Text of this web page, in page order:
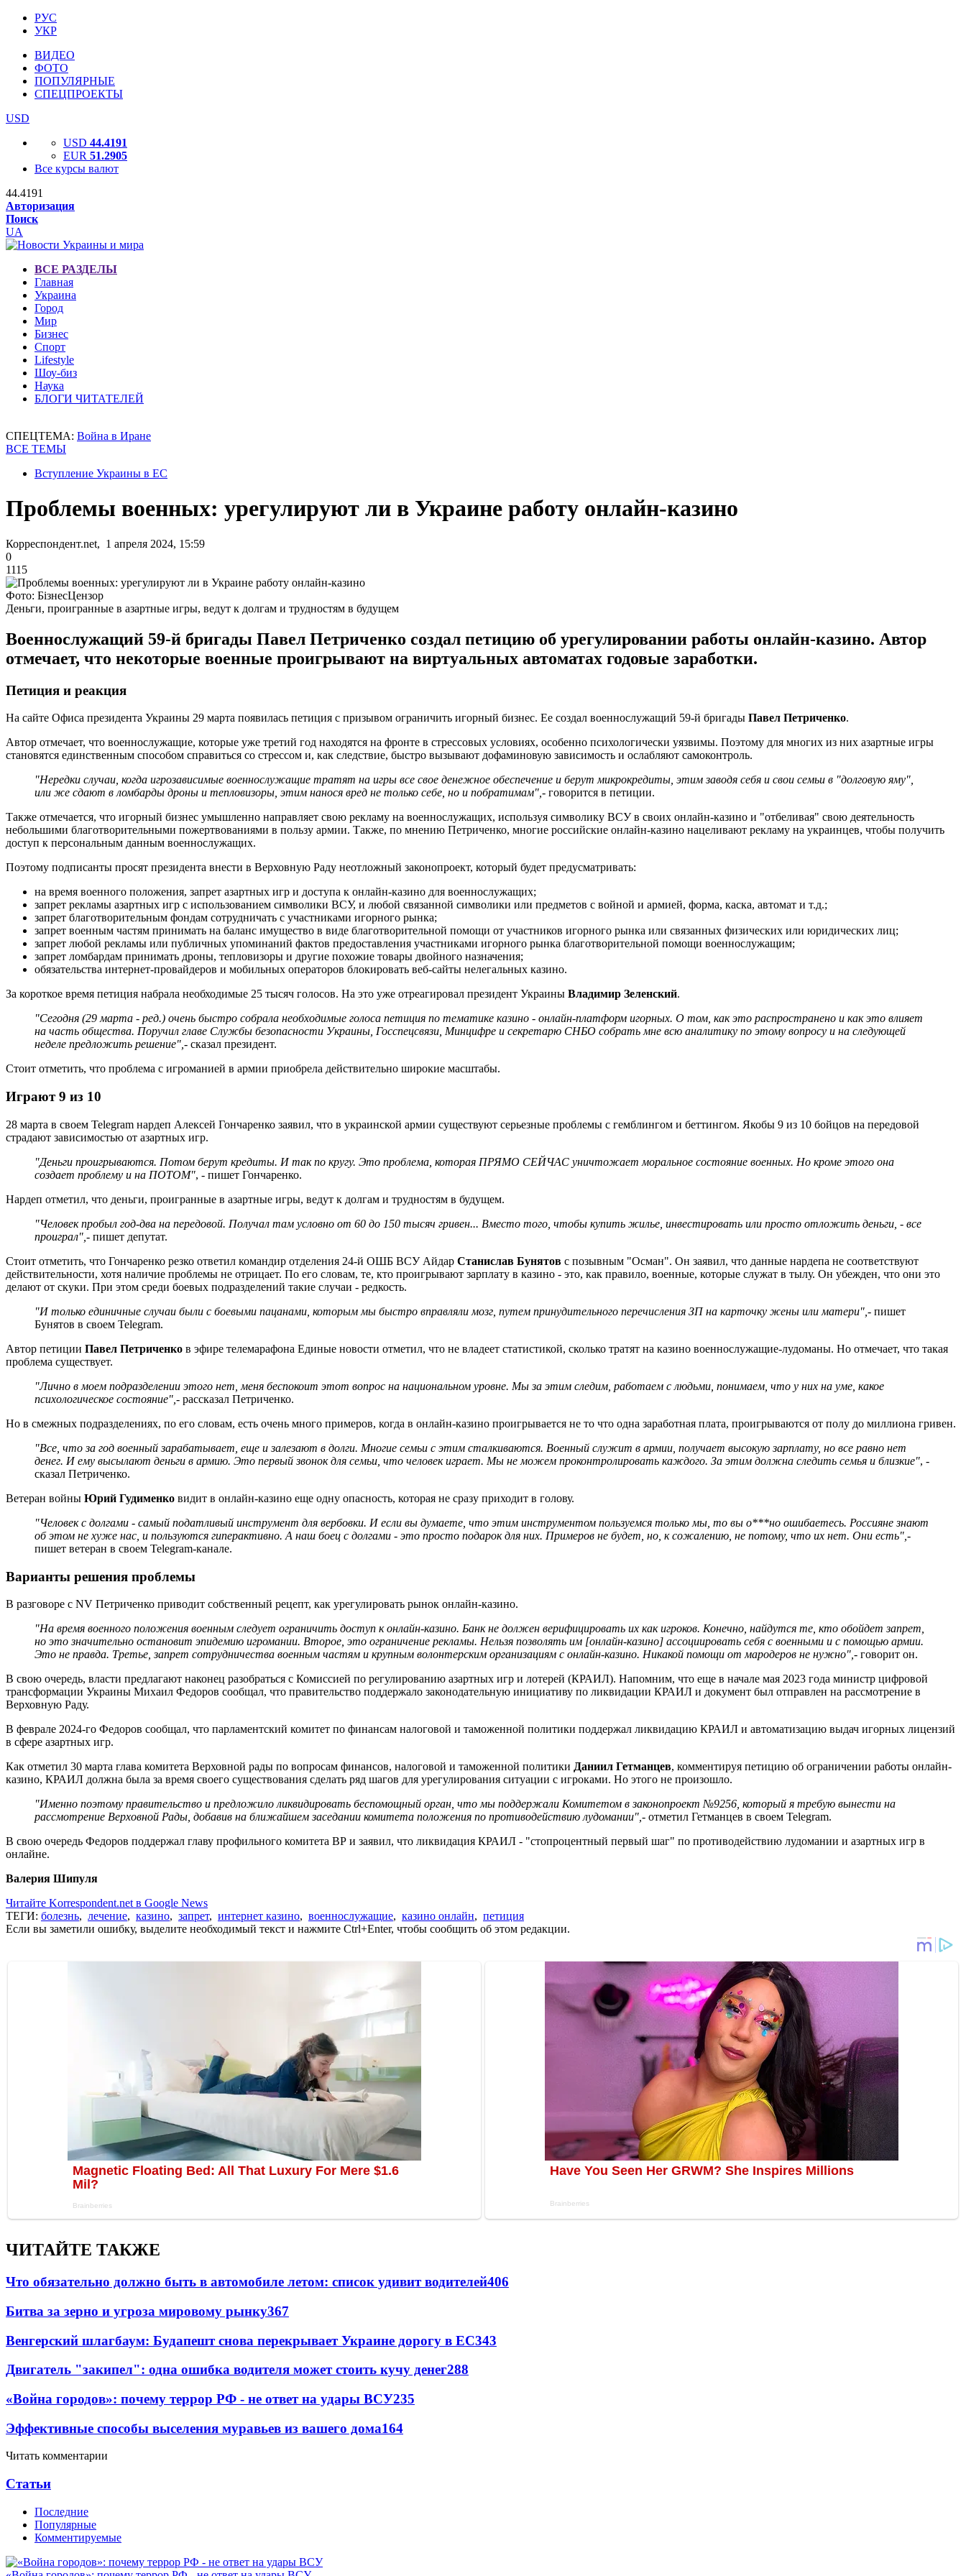
РУС
УКР
ВИДЕО
ФОТО
ПОПУЛЯРНЫЕ
СПЕЦПРОЕКТЫ
USD
USD 44.4191
EUR 51.2905
Все курсы валют
44.4191
Авторизация
Поиск
UA
ВСЕ РАЗДЕЛЫ
Главная
Украина
Город
Мир
Бизнес
Спорт
Lifestyle
Шоу-биз
Наука
БЛОГИ ЧИТАТЕЛЕЙ
СПЕЦТЕМА: Война в Иране
ВСЕ ТЕМЫ
Вступление Украины в ЕС
Проблемы военных: урегулируют ли в Украине работу онлайн-казино
Корреспондент.net, 1 апреля 2024, 15:59
0
1115
Фото: БізнесЦензор
Деньги, проигранные в азартные игры, ведут к долгам и трудностям в будущем
Военнослужащий 59-й бригады Павел Петриченко создал петицию об урегулировании работы онлайн-казино. Автор
отмечает, что некоторые военные проигрывают на виртуальных автоматах годовые заработки.
Петиция и реакция
На сайте Офиса президента Украины 29 марта появилась петиция с призывом ограничить игорный бизнес. Ее создал военнослужащий 59-й бригады Павел Петриченко.
Автор отмечает, что военнослужащие, которые уже третий год находятся на фронте в стрессовых условиях, особенно психологически уязвимы. Поэтому для многих из них азартные игры
становятся единственным способом справиться со стрессом и, как следствие, быстро вызывают дофаминовую зависимость и ослабляют самоконтроль.
"Нередки случаи, когда игрозависимые военнослужащие тратят на игры все свое денежное обеспечение и берут микрокредиты, этим заводя себя и свои семьи в "долговую яму",
или же сдают в ломбарды дроны и тепловизоры, этим нанося вред не только себе, но и побратимам",- говорится в петиции.
Также отмечается, что игорный бизнес умышленно направляет свою рекламу на военнослужащих, используя символику ВСУ в своих онлайн-казино и "отбеливая" свою деятельность
небольшими благотворительными пожертвованиями в пользу армии. Также, по мнению Петриченко, многие российские онлайн-казино нацеливают рекламу на украинцев, чтобы получить
доступ к персональным данным военнослужащих.
Поэтому подписанты просят президента внести в Верховную Раду неотложный законопроект, который будет предусматривать:
на время военного положения, запрет азартных игр и доступа к онлайн-казино для военнослужащих;
запрет рекламы азартных игр с использованием символики ВСУ, и любой связанной символики или предметов с войной и армией, форма, каска, автомат и т.д.;
запрет благотворительным фондам сотрудничать с участниками игорного рынка;
запрет военным частям принимать на баланс имущество в виде благотворительной помощи от участников игорного рынка или связанных физических или юридических лиц;
запрет любой рекламы или публичных упоминаний фактов предоставления участниками игорного рынка благотворительной помощи военнослужащим;
запрет ломбардам принимать дроны, тепловизоры и другие похожие товары двойного назначения;
обязательства интернет-провайдеров и мобильных операторов блокировать веб-сайты нелегальных казино.
За короткое время петиция набрала необходимые 25 тысяч голосов. На это уже отреагировал президент Украины Владимир Зеленский.
"Сегодня (29 марта - ред.) очень быстро собрала необходимые голоса петиция по тематике казино - онлайн-платформ игорных. О том, как это распространено и как это влияет
на часть общества. Поручил главе Службы безопасности Украины, Госспецсвязи, Минцифре и секретарю СНБО собрать мне всю аналитику по этому вопросу и на следующей
неделе предложить решение",- сказал президент.
Стоит отметить, что проблема с игроманией в армии приобрела действительно широкие масштабы.
Играют 9 из 10
28 марта в своем Telegram нардеп Алексей Гончаренко заявил, что в украинской армии существуют серьезные проблемы с гемблингом и беттингом. Якобы 9 из 10 бойцов на передовой
страдают зависимостью от азартных игр.
"Деньги проигрываются. Потом берут кредиты. И так по кругу. Это проблема, которая ПРЯМО СЕЙЧАС уничтожает моральное состояние военных. Но кроме этого она
создает проблему и на ПОТОМ", - пишет Гончаренко.
Нардеп отметил, что деньги, проигранные в азартные игры, ведут к долгам и трудностям в будущем.
"Человек пробыл год-два на передовой. Получал там условно от 60 до 150 тысяч гривен... Вместо того, чтобы купить жилье, инвестировать или просто отложить деньги, - все
проиграл", - пишет депутат.
Стоит отметить, что Гончаренко резко ответил командир отделения 24-й ОШБ ВСУ Айдар Станислав Бунятов с позывным "Осман". Он заявил, что данные нардепа не соответствуют
действительности, хотя наличие проблемы не отрицает. По его словам, те, кто проигрывают зарплату в казино - это, как правило, военные, которые служат в тылу. Он убежден, что они это
делают от скуки. При этом среди боевых подразделений такие случаи - редкость.
"И только единичные случаи были с боевыми пацанами, которым мы быстро вправляли мозг, путем принудительного перечисления ЗП на карточку жены или матери", - пишет
Бунятов в своем Telegram.
Автор петиции Павел Петриченко в эфире телемарафона Единые новости отметил, что не владеет статистикой, сколько тратят на казино военнослужащие-лудоманы. Но отмечает, что такая
проблема существует.
"Лично в моем подразделении этого нет, меня беспокоит этот вопрос на национальном уровне. Мы за этим следим, работаем с людьми, понимаем, что у них на уме, какое
психологическое состояние", - рассказал Петриченко.
Но в смежных подразделениях, по его словам, есть очень много примеров, когда в онлайн-казино проигрывается не то что одна заработная плата, проигрываются от полу до миллиона гривен.
"Все, что за год военный зарабатывает, еще и залезают в долги. Многие семьи с этим сталкиваются. Военный служит в армии, получает высокую зарплату, но все равно нет
денег. И ему высылают деньги в армию. Это первый звонок для семьи, что человек играет. Мы не можем проконтролировать каждого. За этим должна следить семья и близкие", -
сказал Петриченко.
Ветеран войны Юрий Гудименко видит в онлайн-казино еще одну опасность, которая не сразу приходит в голову.
"Человек с долгами - самый податливый инструмент для вербовки. И если вы думаете, что этим инструментом пользуемся только мы, то вы о***но ошибаетесь. Россияне знают
об этом не хуже нас, и пользуются гиперактивно. А наш боец с долгами - это просто подарок для них. Примеров не будет, но, к сожалению, не потому, что их нет. Они есть", -
пишет ветеран в своем Telegram-канале.
Варианты решения проблемы
В разговоре с NV Петриченко приводит собственный рецепт, как урегулировать рынок онлайн-казино.
"На время военного положения военным следует ограничить доступ к онлайн-казино. Банк не должен верифицировать их как игроков. Конечно, найдутся те, кто обойдет запрет,
но это значительно остановит эпидемию игромании. Второе, это ограничение рекламы. Нельзя позволять им [онлайн-казино] ассоциировать себя с военными и с помощью армии.
Это не правда. Третье, запрет сотрудничества военным частям и крупным волонтерским организациям с онлайн-казино. Никакой помощи от мародеров не нужно", - говорит он.
В свою очередь, власти предлагают наконец разобраться с Комиссией по регулированию азартных игр и лотерей (КРАИЛ). Напомним, что еще в начале мая 2023 года министр цифровой
трансформации Украины Михаил Федоров сообщал, что правительство поддержало законодательную инициативу по ликвидации КРАИЛ и документ был отправлен на рассмотрение в
Верховную Раду.
В феврале 2024-го Федоров сообщал, что парламентский комитет по финансам налоговой и таможенной политики поддержал ликвидацию КРАИЛ и автоматизацию выдач игорных лицензий
в сфере азартных игр.
Как отметил 30 марта глава комитета Верховной рады по вопросам финансов, налоговой и таможенной политики Даниил Гетманцев, комментируя петицию об ограничении работы онлайн-
казино, КРАИЛ должна была за время своего существования сделать ряд шагов для урегулирования ситуации с игроками. Но этого не произошло.
"Именно поэтому правительство и предложило ликвидировать беспомощный орган, что мы поддержали Комитетом в законопроект №9256, который я требую вынести на
рассмотрение Верховной Рады, добавив на ближайшем заседании комитета положения по противодействию лудомании", - отметил Гетманцев в своем Telegram.
В свою очередь Федоров поддержал главу профильного комитета ВР и заявил, что ликвидация КРАИЛ - "стопроцентный первый шаг" по противодействию лудомании и азартных игр в
онлайне.
Валерия Шипуля
Читайте Korrespondent.net в Google News
ТЕГИ: болезнь, лечение, казино, запрет, интернет казино, военнослужащие, казино онлайн, петиция
Если вы заметили ошибку, выделите необходимый текст и нажмите Ctrl+Enter, чтобы сообщить об этом редакции.
ЧИТАЙТЕ ТАКЖЕ
Что обязательно должно быть в автомобиле летом: список удивит водителей406
Битва за зерно и угроза мировому рынку367
Венгерский шлагбаум: Будапешт снова перекрывает Украине дорогу в ЕС343
Двигатель "закипел": одна ошибка водителя может стоить кучу денег288
«Война городов»: почему террор РФ - не ответ на удары ВСУ235
Эффективные способы выселения муравьев из вашего дома164
Читать комментарии
Статьи
Последние
Популярные
Комментируемые